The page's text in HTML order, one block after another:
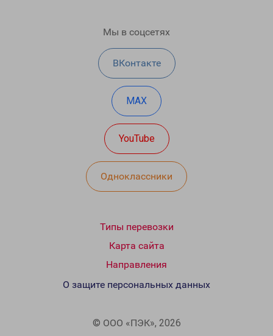
Мы в соцсетях
ВКонтакте
MAX
YouTube
Одноклассники
Типы перевозки
Карта сайта
Направления
© ООО «ПЭК», 2026
О защите персональных данных